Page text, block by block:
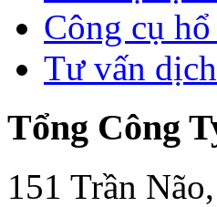
Công cụ
Tư vấn
Tổng Công
151 Trần